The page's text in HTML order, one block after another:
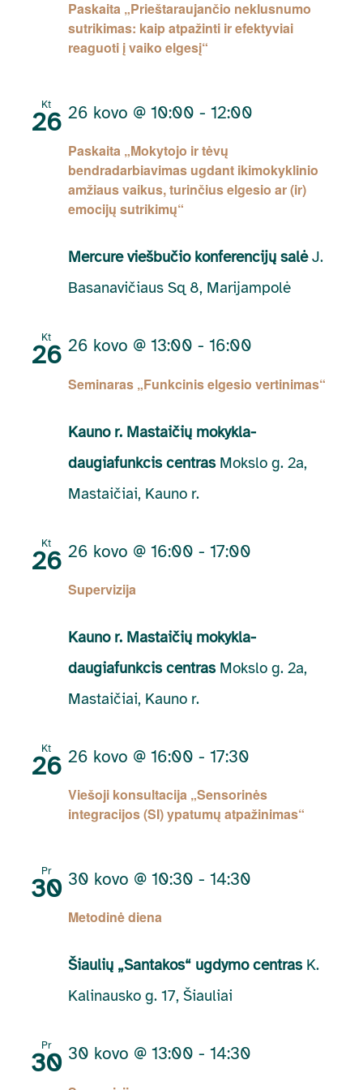
Paskaita „Prieštaraujančio neklusnumo
sutrikimas: kaip atpažinti ir efektyviai
reaguoti į vaiko elgesį“
Kt
26
Paskaita „Mokytojo ir tėvų
bendradarbiavimas ugdant ikimokyklinio
amžiaus vaikus, turinčius elgesio ar (ir)
emocijų sutrikimų“
26 kovo @ 10:00 - 12:00
Mercure viešbučio konferencijų salėJ.
Basanavičiaus Sq 8, Marijampolė
Kt
26
Seminaras „Funkcinis elgesio vertinimas“
26 kovo @ 13:00 - 16:00
Kauno r. Mastaičių mokykla-
daugiafunkcis centras Mokslo g. 2a,
Mastaičiai, Kauno r.
Kt
26
Supervizija
26 kovo @ 16:00 - 17:00
Kauno r. Mastaičių mokykla-
daugiafunkcis centras Mokslo g. 2a,
Mastaičiai, Kauno r.
Kt
26
Viešoji konsultacija „Sensorinės
integracijos (SI) ypatumų atpažinimas“
26 kovo @ 16:00 - 17:30
Pr
30
Metodinė diena
30 kovo @ 10:30 - 14:30
Šiaulių „Santakos“ ugdymo centras K.
Kalinausko g. 17, Šiauliai
Pr
30 30 kovo @ 13:00 - 14:30